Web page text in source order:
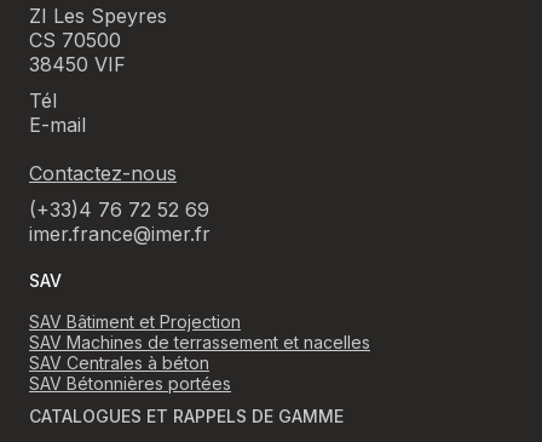
ZI Les Speyres
CS 70500
38450 VIF
Tél
E-mail
Contactez-nous
(+33)4 76 72 52 69
imer.france@imer.fr
SAV
SAV Bâtiment et Projection
SAV Machines de terrassement et nacelles
SAV Centrales à béton
SAV Bétonnières portées
CATALOGUES ET RAPPELS DE GAMME